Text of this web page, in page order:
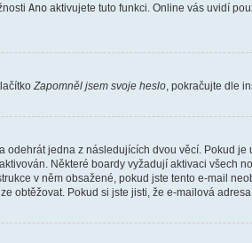
Ano aktivujete tuto funkci. Online vás uvidí
Zapomněl jsem svoje heslo , pokračujte dle
jedna z následujících dvou věcí. Pokud
Některé boardy vyžadují aktivaci všech
v něm obsažené, pokud jste tento e-mail
obtěžovat. Pokud si jste jisti, že e-mailová